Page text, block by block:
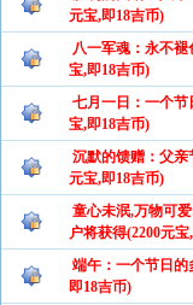
元宝,即18吉币)
八一军魂：永不
宝,即18吉币)
七月一日：一个节
宝,即18吉币)
沉默的馈赠：父亲
元宝,即18吉币)
童心未泯,万物可
户将获得(2200元
端午：一个节日的
即18吉币)